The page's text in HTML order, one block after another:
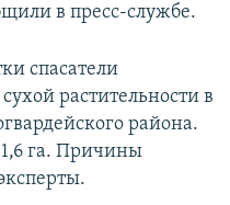
в пресс-службе.
спасатели
растительности в
района.
га. Причины